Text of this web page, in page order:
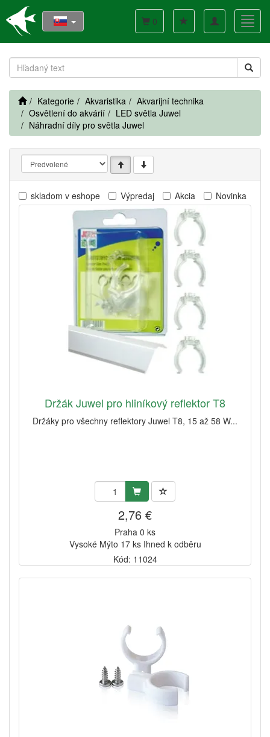
Toggle
navigation
0
Kategorie Akvaristika
Akvarijní technika
Osvětlení do akvárií
LED světla Juwel
Náhradní díly pro světla Juwel
skladom v eshope Výpredaj Akcia Novinka
Držák Juwel pro hliníkový reflektor T8
Držáky pro všechny reflektory Juwel T8, 15 až 58 W...
2,76 €
Praha 0 ks
Vysoké Mýto 17 ks Ihned k odběru
Kód: 11024